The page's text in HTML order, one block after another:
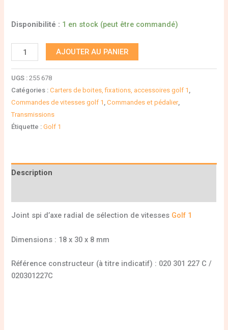
Disponibilité : 1 en stock (peut être commandé)
AJOUTER AU PANIER
UGS :255 678
Catégories :Carters de boites, fixations, accessoires golf 1 ,
Commandes de vitesses golf 1 ,Commandes et pédalier,
Transmissions
Étiquette :Golf 1
Description
Joint spi d’axe radial de sélection de vitesses Golf 1
Dimensions : 18 x 30 x 8 mm
Référence constructeur (à titre indicatif) : 020 301 227 C /
020301227C